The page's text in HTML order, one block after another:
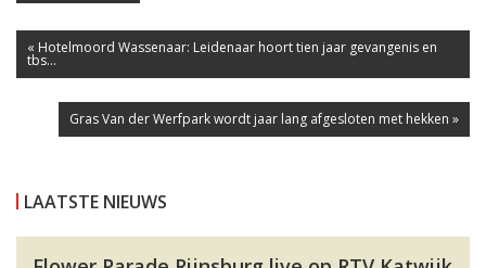
« Hotelmoord Wassenaar: Leidenaar hoort tien jaar gevangenis en
tbs...
Gras Van der Werfpark wordt jaar lang afgesloten met hekken »
LAATSTE NIEUWS